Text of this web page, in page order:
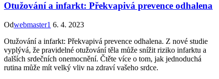
Otužování a infarkt: Překvapivá prevence odhalena
Odwebmaster1 6. 4. 2023
Otužování a infarkt: Překvapivá prevence odhalena. Z nové studie
vyplývá, že pravidelné otužování těla může snížit riziko infarktu a
dalších srdečních onemocnění. Čtěte více o tom, jak jednoduchá
rutina může mít velký vliv na zdraví vašeho srdce.